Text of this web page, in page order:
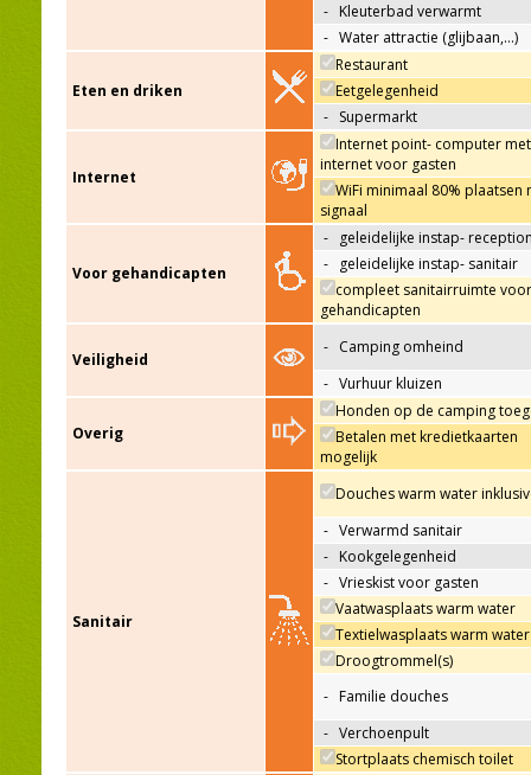
- Kleuterbad verwarmt
- Water attractie (glijbaan,…)
Eten en driken
Restaurant
Eetgelegenheid
- Supermarkt
Internet
Internet point- computer met
internet voor gasten
WiFi minimaal 80% plaatsen
signaal
Voor gehandicapten
-
geleidelijke instap-
-
geleidelijke instap- sanitair
compleet sanitairruimte voor
gehandicapten
Veiligheid
- Camping omheind
- Vurhuur kluizen
Overig
Honden op de camping
Betalen met kredietkaarten
mogelijk
Sanitair
Douches warm water
- Verwarmd sanitair
- Kookgelegenheid
- Vrieskist voor gasten
Vaatwasplaats warm water
Textielwasplaats warm water
Droogtrommel(s)
- Familie douches
- Verchoenpult
Stortplaats chemisch toilet